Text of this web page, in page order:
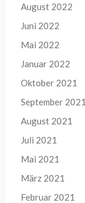
August 2022
Juni 2022
Mai 2022
Januar 2022
Oktober 2021
September 2021
August 2021
Juli 2021
Mai 2021
März 2021
Februar 2021